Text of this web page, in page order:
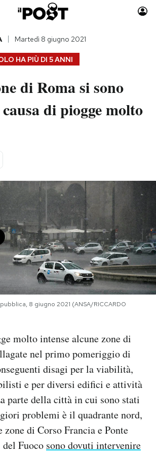
Auto
Moda
Consumismi
Altrecose
Mondiali calcio 2026
HA PIÙ DI 5 ANNI
Martedì 8 giugno 2021
di Roma si sono
di piogge molto
8 giugno 2021 (ANSA/RICCARDO
molto intense alcune zone di
nel primo pomeriggio di
disagi per la viabilità,
e per diversi edifici e attività
parte della città in cui sono stati
problemi è il quadrante nord,
di Corso Francia e Ponte
Fuoco sono dovuti intervenire